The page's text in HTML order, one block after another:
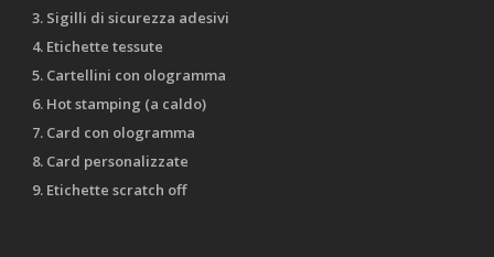
3. Sigilli di sicurezza adesivi
4. Etichette tessute
5. Cartellini con ologramma
6. Hot stamping (a caldo)
7. Card con ologramma
8. Card personalizzate
9. Etichette scratch off